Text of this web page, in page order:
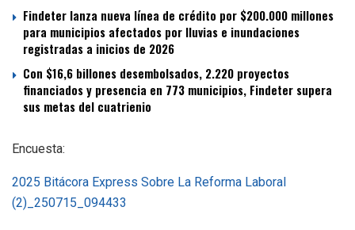
Findeter lanza nueva línea de crédito por $200.000 millones
para municipios afectados por lluvias e inundaciones
registradas a inicios de 2026
Con $16,6 billones desembolsados, 2.220 proyectos
financiados y presencia en 773 municipios, Findeter supera
sus metas del cuatrienio
Encuesta:
2025 Bitácora Express Sobre La Reforma Laboral
(2)_250715_094433